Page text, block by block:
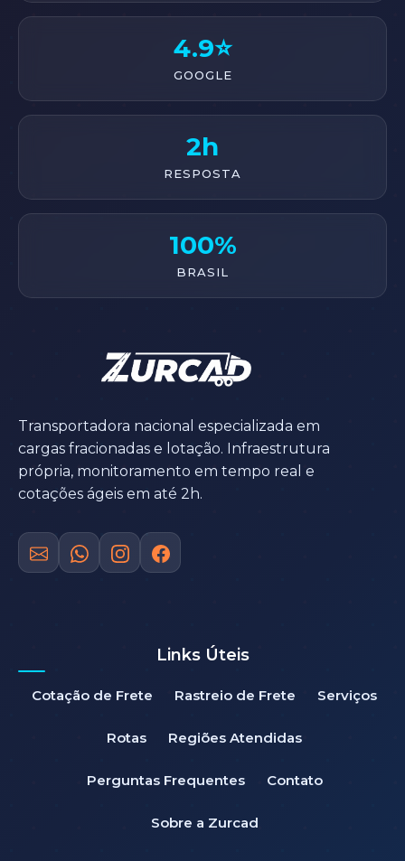
4.9⭐
GOOGLE
2h
RESPOSTA
100%
BRASIL
Transportadora nacional especializada em
cargas fracionadas e lotação. Infraestrutura
própria, monitoramento em tempo real e
cotações ágeis em até 2h.
Links Úteis
Cotação de Frete Rastreio de Frete Serviços
Rotas Regiões Atendidas
Perguntas Frequentes Contato
Sobre a Zurcad